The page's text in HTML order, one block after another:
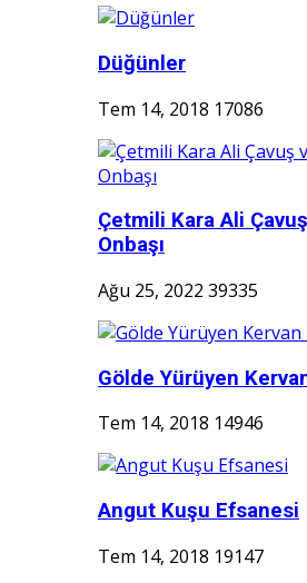
Düğünler
Tem 14, 2018 17086
Çetmili Kara Ali
Onbaşı
Ağu 25, 2022 39335
Gölde Yürüyen
Tem 14, 2018 14946
Angut Kuşu Efsanesi
Tem 14, 2018 19147